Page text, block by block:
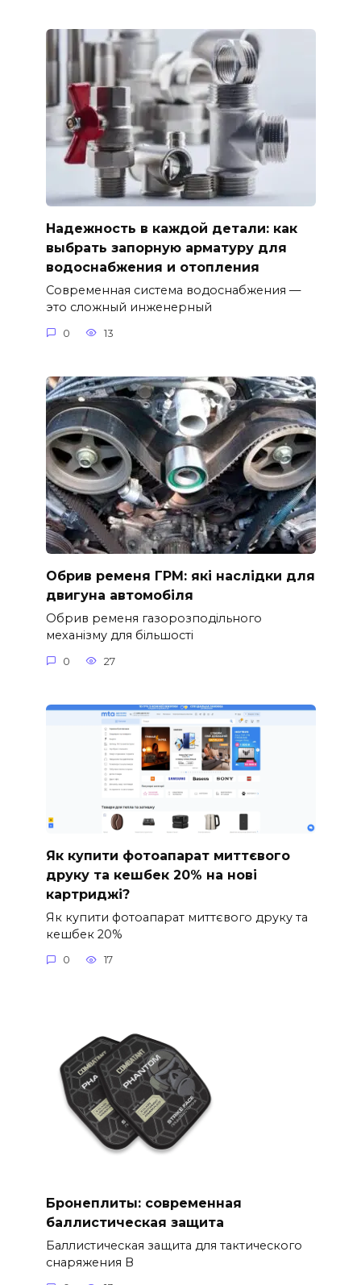
Надежность в каждой детали: как
выбрать запорную арматуру для
водоснабжения и отопления
Современная система водоснабжения —
это сложный инженерный
0 13
Обрив ременя ГРМ: які наслідки для
двигуна автомобіля
Обрив ременя газорозподільного
механізму для більшості
0 27
Як купити фотоапарат миттєвого
друку та кешбек 20% на нові
картриджі?
Як купити фотоапарат миттєвого друку та
кешбек 20%
0 17
Бронеплиты: современная
баллистическая защита
Баллистическая защита для тактического
снаряжения В